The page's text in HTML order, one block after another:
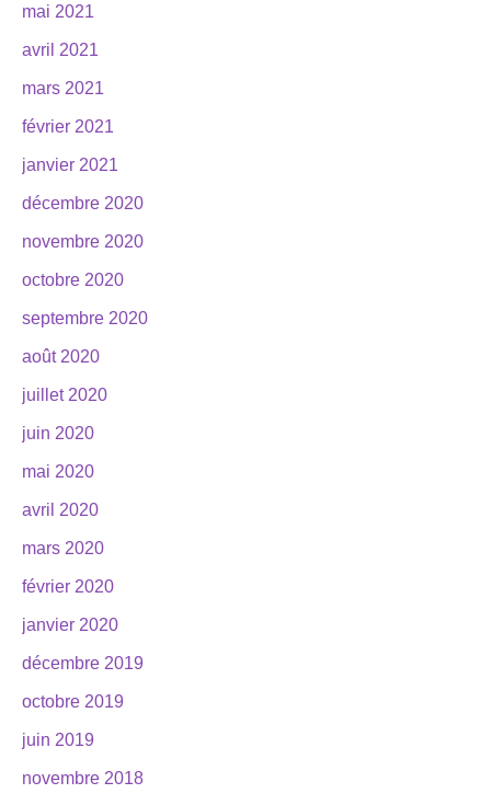
mai 2021
avril 2021
mars 2021
février 2021
janvier 2021
décembre 2020
novembre 2020
octobre 2020
septembre 2020
août 2020
juillet 2020
juin 2020
mai 2020
avril 2020
mars 2020
février 2020
janvier 2020
décembre 2019
octobre 2019
juin 2019
novembre 2018